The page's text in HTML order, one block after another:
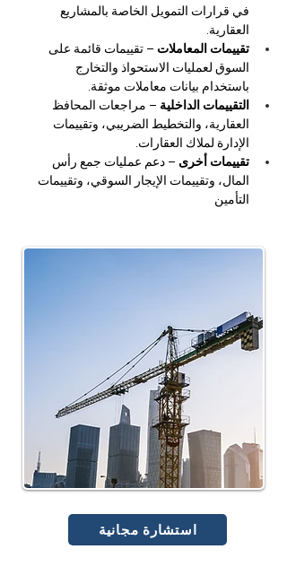
في قرارات التمويل الخاصة بالمشاريع
العقارية.
تقييمات المعاملات – تقييمات قائمة على
السوق لعمليات الاستحواذ والتخارج
باستخدام بيانات معاملات موثقة.
التقييمات الداخلية – مراجعات المحافظ
العقارية، والتخطيط الضريبي، وتقييمات
الإدارة لملاك العقارات.
تقييمات أخرى – دعم عمليات جمع رأس
المال، وتقييمات الإيجار السوقي، وتقييمات
التأمين
استشارة مجانية